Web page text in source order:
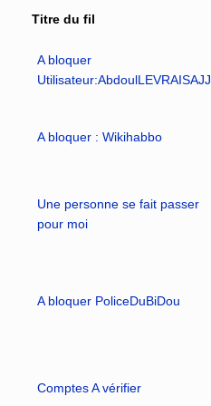
Titre du fil
A bloquer
Utilisateur:AbdoulLEVRAISAJJ
A bloquer : Wikihabbo
Une personne se fait passer
pour moi
A bloquer PoliceDuBiDou
Comptes A vérifier